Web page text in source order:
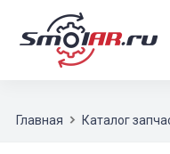
Главная Каталог